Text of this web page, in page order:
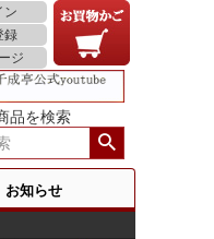
ン
録
ジ
品を検索
お知らせ